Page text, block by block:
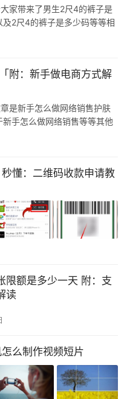
家带来了男生2尺4的裤子是
2尺4的裤子是多少码等等相
乱的尺码表，还真有点晕
下看—— 一服装尺码对照表
附：新手做电商方式解
是新手怎么做网络销售护肤
手怎么做网络销售等等其他
营销？ 网络营销的内容包
自媒体营销、短视频营销、
懂：二维码收款申请教
限额是多少一天 附：支
读
么制作视频短片